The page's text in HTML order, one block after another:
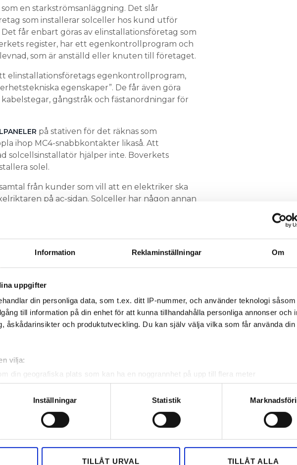
Information Reklaminställningar Om
uppgifter
din personliga data, som t.ex. ditt IP-nummer, och använder teknologi såsom
till information på din enhet för att kunna tillhandahålla personliga annonser och
åskådarinsikter och produktutveckling. Du kan själv välja vilka som får använda din
vilja:
din geografiska plats som kan ha en noggrannhet på upp till flera meter
att aktivt skanna den för specifika kännetecken (fingeravtryck)
uppgifter behandlas och ställ in dina preferenser i
detaljsektionen. Du kan
när som helst från cookie-förklaringen.
trafik. Vi vidarebefordrar även sådana identifierare och annan information från
och analysföretag som vi samarbetar med. Dessa kan i sin tur kombinera
Inställningar Statistik
TILLÅT URVAL TILLÅT ALLA
en starkströmsanläggning. Det slår
som installerar solceller hos kund utför
får enbart göras av elinstallationsföretag som
register, har ett egenkontrollprogram och
som är anställd eller knuten till företaget.
elinstallationsföretags egenkontrollprogram,
egenskaper”. De får även göra
gångstråk och fästanordningar för
på stativen för det räknas som
ihop MC4-snabbkontakter likaså. Att
solcellsinstallatör hjälper inte. Boverkets
solel.
från kunder som vill att en elektriker ska
på ac-sidan. Solceller har någon annan
det. Men grundregeln är att inte befatta sig
är gjord av ett annat elinstallationsföretag,
att man som elinstallatör vill hjälpa kunden. Då
anslutning och kabeldragning innan
Och att ta betalt för kontrollarbetet.
om elfirman hade gjort jobbet från början.
ta ansvar för installationen? frågar han
också upp ett krav som många inte känner
ska en skriftlig föranmälan göras till
är på mer än 800 Watt måste man försäkra att
i EU:s RFG-förordning. Allt för att skydda
i nätfrekvensen. Annars får nätägaren inte